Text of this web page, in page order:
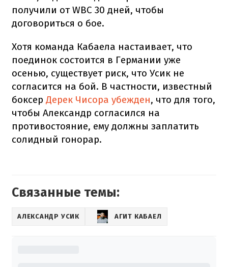
получили от WBC 30 дней, чтобы
договориться о бое.
Хотя команда Кабаела настаивает, что
поединок состоится в Германии уже
осенью, существует риск, что Усик не
согласится на бой. В частности, известный
боксер Дерек Чисора убежден, что для того,
чтобы Александр согласился на
противостояние, ему должны заплатить
солидный гонорар.
Связанные темы:
АЛЕКСАНДР УСИК АГИТ КАБАЕЛ